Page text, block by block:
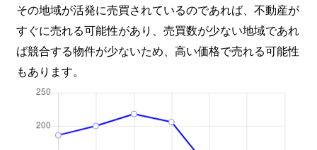
その地域が活発に売買されているのであれば、不動産が
すぐに売れる可能性があり、売買数が少ない地域であれ
ば競合する物件が少ないため、高い価格で売れる可能性
もあります。